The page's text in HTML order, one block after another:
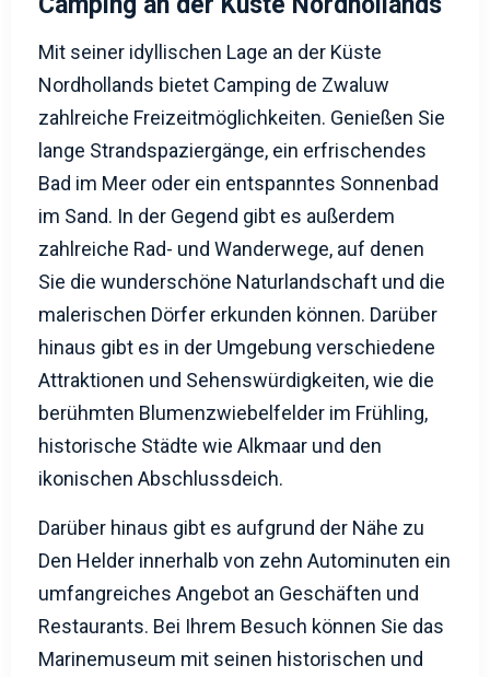
Mit seiner idyllischen Lage an der Küste
Nordhollands bietet Camping de Zwaluw
zahlreiche Freizeitmöglichkeiten. Genießen Sie
lange Strandspaziergänge, ein erfrischendes
Bad im Meer oder ein entspanntes Sonnenbad
im Sand. In der Gegend gibt es außerdem
zahlreiche Rad- und Wanderwege, auf denen
Sie die wunderschöne Naturlandschaft und die
malerischen Dörfer erkunden können. Darüber
hinaus gibt es in der Umgebung verschiedene
Attraktionen und Sehenswürdigkeiten, wie die
berühmten Blumenzwiebelfelder im Frühling,
historische Städte wie Alkmaar und den
ikonischen Abschlussdeich.
Darüber hinaus gibt es aufgrund der Nähe zu
Den Helder innerhalb von zehn Autominuten ein
umfangreiches Angebot an Geschäften und
Restaurants. Bei Ihrem Besuch können Sie das
Marinemuseum mit seinen historischen und